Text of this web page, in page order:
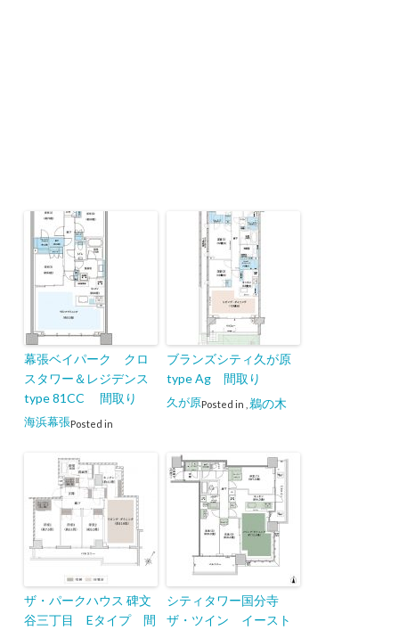
幕張ベイパーク クロ
スタワー＆レジデンス
type 81CC 間取り
Posted in
海浜幕張
ブランズシティ久が原
type Ag 間取り
Posted in
久が原 鵜の木
ザ・パークハウス 碑文
谷三丁目 Eタイプ 間
シティタワー国分寺
ザ・ツイン イースト